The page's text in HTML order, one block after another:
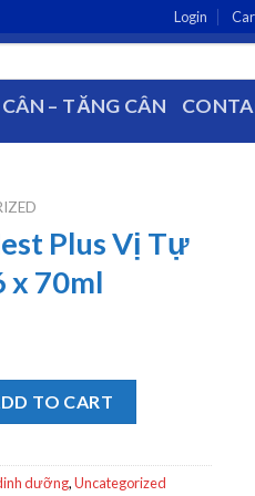
Login
– TĂNG CÂN
Plus Vị Tự
x 70ml
TO CART
dưỡng,Uncategorized